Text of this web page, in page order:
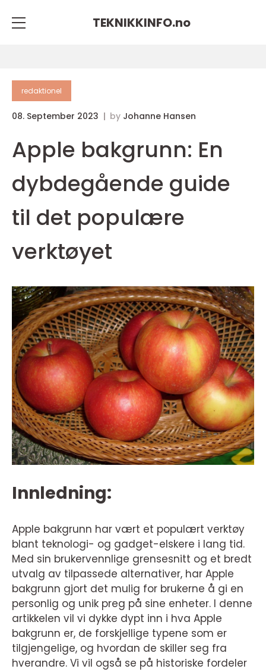
TEKNIKKINFO.no
redaktionel
08. September 2023 by Johanne Hansen
Apple bakgrunn: En
dybdegående guide
til det populære
verktøyet
Innledning:
Apple bakgrunn har vært et populært verktøy
blant teknologi- og gadget-elskere i lang tid.
Med sin brukervennlige grensesnitt og et bredt
utvalg av tilpassede alternativer, har Apple
bakgrunn gjort det mulig for brukerne å gi en
personlig og unik preg på sine enheter. I denne
artikkelen vil vi dykke dypt inn i hva Apple
bakgrunn er, de forskjellige typene som er
tilgjengelige, og hvordan de skiller seg fra
hverandre. Vi vil også se på historiske fordeler